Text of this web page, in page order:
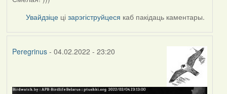
Увайдзіце цізарэгіструйцеся каб пакідаць каментары.
Peregrinus- 04.02.2022 - 23:20